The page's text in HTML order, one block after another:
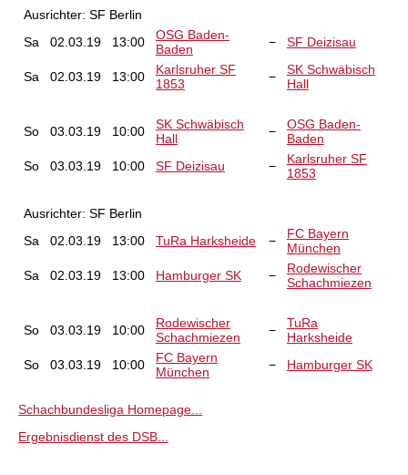
Ausrichter: SF Berlin
Sa
02.03.19 13:00
OSG Baden-
Baden
− SF Deizisau
Sa 02.03.19 13:00
Karlsruher SF
1853
−
SK Schwäbisch
Hall
So 03.03.19 10:00
SK Schwäbisch
Hall
−
OSG Baden-
Baden
So
03.03.19 10:00 SF Deizisau −
Karlsruher SF
1853
Ausrichter: SF Berlin
Sa
02.03.19 13:00 TuRa Harksheide −
FC Bayern
München
Sa
02.03.19 13:00 Hamburger SK −
Rodewischer
Schachmiezen
So 03.03.19 10:00
Rodewischer
Schachmiezen
−
TuRa
Harksheide
So
03.03.19 10:00
FC Bayern
München
− Hamburger SK
Schachbundesliga Homepage...
Ergebnisdienst des DSB...